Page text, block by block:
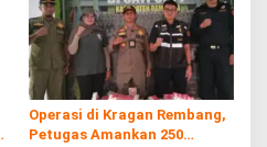
Operasi di Kragan Rembang,
Petugas Amankan 250